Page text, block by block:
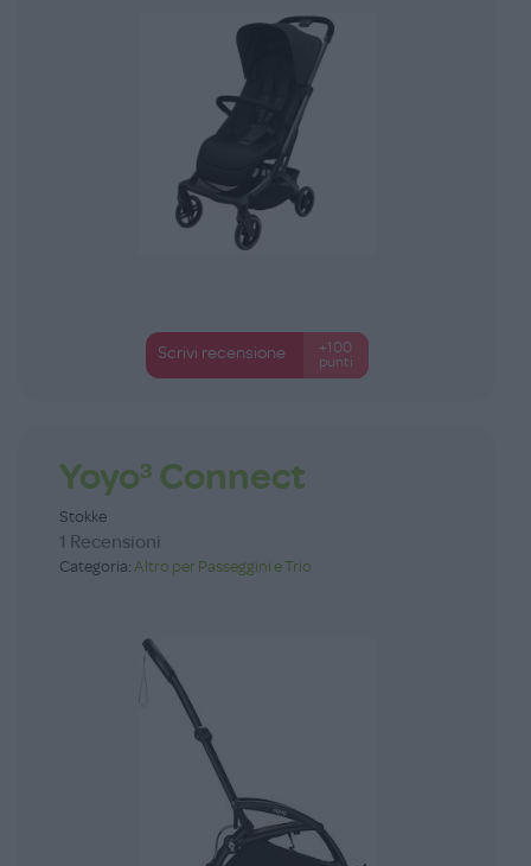
Scrivi recensione
+100
punti
Yoyo³ Connect
Stokke
1 Recensioni
Categoria:Altro per Passeggini e Trio